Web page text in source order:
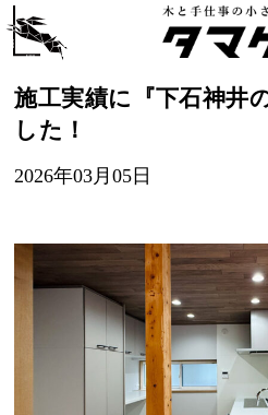
施工実績に『下石神井
した！
2026年03月05日